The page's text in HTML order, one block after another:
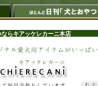
らキアッケレカーニ本店